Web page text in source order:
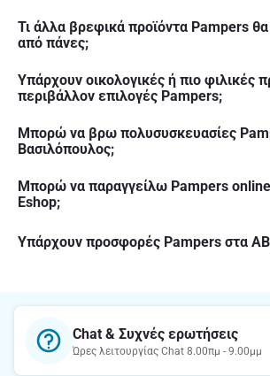
Τι άλλα βρεφικά προϊόντα Pampers
από πάνες;
Υπάρχουν οικολογικές ή πιο φιλικές
περιβάλλον επιλογές Pampers;
Μπορώ να βρω πολυσυσκευασίες
Βασιλόπουλος;
Μπορώ να παραγγείλω Pampers
Eshop;
Υπάρχουν προσφορές Pampers στα
Chat & Συχνές ερωτήσεις
Ώρες λειτουργίας Chat 8.00πμ - 9.00μμ